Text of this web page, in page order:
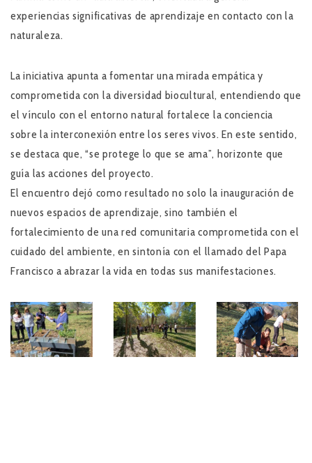
experiencias significativas de aprendizaje en contacto con la
naturaleza.
La iniciativa apunta a fomentar una mirada empática y
comprometida con la diversidad biocultural, entendiendo que
el vínculo con el entorno natural fortalece la conciencia
sobre la interconexión entre los seres vivos. En este sentido,
se destaca que,“se protege lo que se ama”, horizonte que
guía las acciones del proyecto.
El encuentro dejó como resultado no solo la inauguración de
nuevos espacios de aprendizaje, sino también el
fortalecimiento de una red comunitaria comprometida con el
cuidado del ambiente, en sintonía con el llamado del Papa
Francisco a abrazar la vida en todas sus manifestaciones.